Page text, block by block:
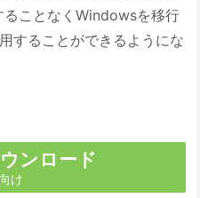
ことなくWindowsを移行
することができるようにな
ンロード
け